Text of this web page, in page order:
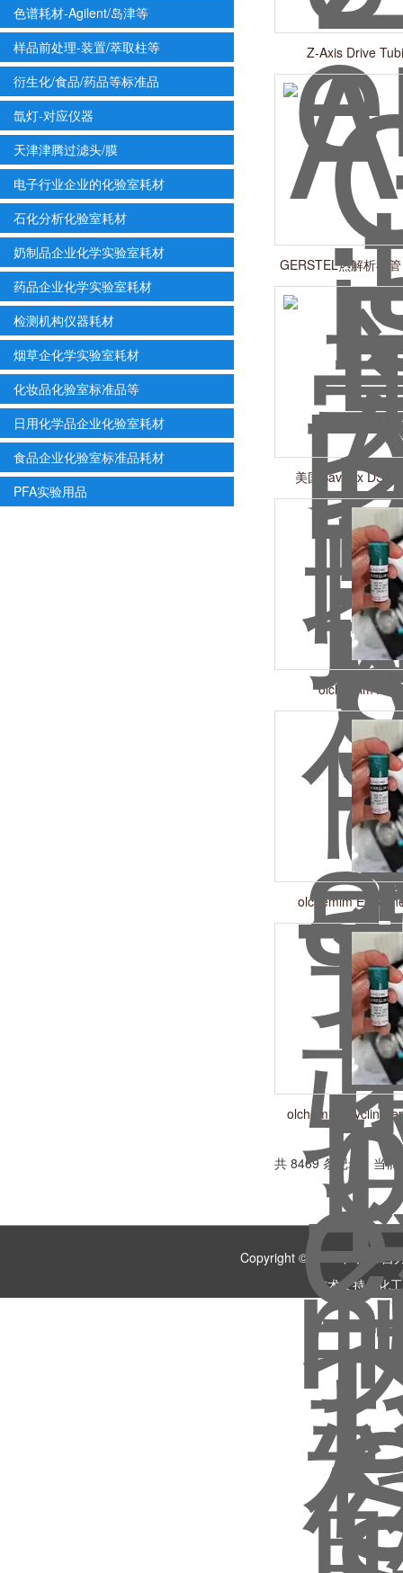
色谱耗材-Agilent/岛津等
样品前处理-装置/萃取柱等
衍生化/食品/药品等标准品
氙灯-对应仪器
天津津腾过滤头/膜
电子行业企业的化验室耗材
石化分析化验室耗材
奶制品企业化学实验室耗材
药品企业化学实验室耗材
检测机构仪器耗材
烟草企化学实验室耗材
化妆品化验室标准品等
日用化学品企业化验室耗材
食品企业化验室标准品耗材
PFA实验用品
Z-Axis Drive
GERSTEL热解析衬
美国Savillex DST-
olchemim
olchemim
olchemim Cyclin-
共 8469 条记录，当
Copyright © 2018 广州市
技术支持： 化